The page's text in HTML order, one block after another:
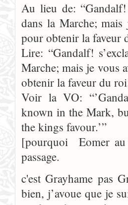
Au lieu de:
dans la Marche; mais
pour obtenir la faveur
Lire: “Gandalf!
Marche; mais je vous
obtenir la faveur du
Voir la VO:
known in the Mark,
the kings favour.’”
[pourquoi Eomer
passage.
c'est Grayhame pas
bien, j’avoue que je